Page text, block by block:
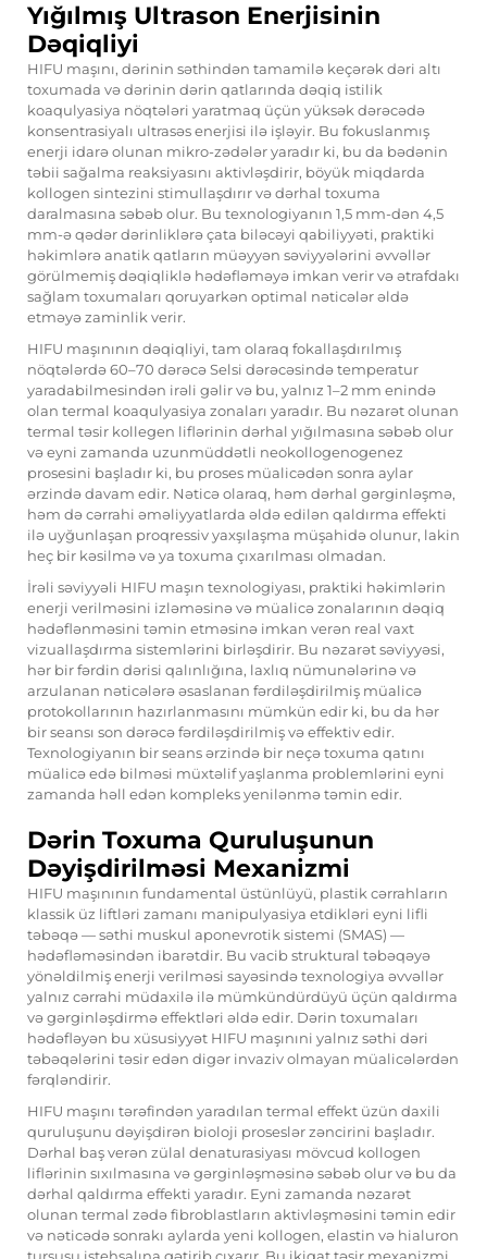
Yığılmış Ultrason Enerjisinin
Dəqiqliyi
HIFU maşını, dərinin səthindən tamamilə keçərək dəri altı
toxumada və dərinin dərin qatlarında dəqiq istilik
koaqulyasiya nöqtələri yaratmaq üçün yüksək dərəcədə
konsentrasiyalı ultrasəs enerjisi ilə işləyir. Bu fokuslanmış
enerji idarə olunan mikro-zədələr yaradır ki, bu da bədənin
təbii sağalma reaksiyasını aktivləşdirir, böyük miqdarda
kollogen sintezini stimullaşdırır və dərhal toxuma
daralmasına səbəb olur. Bu texnologiyanın 1,5 mm-dən 4,5
mm-ə qədər dərinliklərə çata biləcəyi qabiliyyəti, praktiki
həkimlərə anatik qatların müəyyən səviyyələrini əvvəllər
görülmemiş dəqiqliklə hədəfləməyə imkan verir və ətrafdakı
sağlam toxumaları qoruyarkən optimal nəticələr əldə
etməyə zaminlik verir.
HIFU maşınının dəqiqliyi, tam olaraq fokallaşdırılmış
nöqtələrdə 60–70 dərəcə Selsi dərəcəsində temperatur
yaradabilmesindən irəli gəlir və bu, yalnız 1–2 mm enində
olan termal koaqulyasiya zonaları yaradır. Bu nəzarət olunan
termal təsir kollegen liflərinin dərhal yığılmasına səbəb olur
və eyni zamanda uzunmüddətli neokollogenogenez
prosesini başladır ki, bu proses müalicədən sonra aylar
ərzində davam edir. Nəticə olaraq, həm dərhal gərginləşmə,
həm də cərrahi əməliyyatlarda əldə edilən qaldırma effekti
ilə uyğunlaşan proqressiv yaxşılaşma müşahidə olunur, lakin
heç bir kəsilmə və ya toxuma çıxarılması olmadan.
İrəli səviyyəli HIFU maşın texnologiyası, praktiki həkimlərin
enerji verilməsini izləməsinə və müalicə zonalarının dəqiq
hədəflənməsini təmin etməsinə imkan verən real vaxt
vizuallaşdırma sistemlərini birləşdirir. Bu nəzarət səviyyəsi,
hər bir fərdin dərisi qalınlığına, laxlıq nümunələrinə və
arzulanan nəticələrə əsaslanan fərdiləşdirilmiş müalicə
protokollarının hazırlanmasını mümkün edir ki, bu da hər
bir seansı son dərəcə fərdiləşdirilmiş və effektiv edir.
Texnologiyanın bir seans ərzində bir neçə toxuma qatını
müalicə edə bilməsi müxtəlif yaşlanma problemlərini eyni
zamanda həll edən kompleks yenilənmə təmin edir.
Dərin Toxuma Quruluşunun
Dəyişdirilməsi Mexanizmi
HIFU maşınının fundamental üstünlüyü, plastik cərrahların
klassik üz liftləri zamanı manipulyasiya etdikləri eyni lifli
təbəqə — səthi muskul aponevrotik sistemi (SMAS) —
hədəfləməsindən ibarətdir. Bu vacib struktural təbəqəyə
yönəldilmiş enerji verilməsi sayəsində texnologiya əvvəllər
yalnız cərrahi müdaxilə ilə mümkündürdüyü üçün qaldırma
və gərginləşdirmə effektləri əldə edir. Dərin toxumaları
hədəfləyən bu xüsusiyyət HIFU maşınıni yalnız səthi dəri
təbəqələrini təsir edən digər invaziv olmayan müalicələrdən
fərqləndirir.
HIFU maşını tərəfindən yaradılan termal effekt üzün daxili
quruluşunu dəyişdirən bioloji proseslər zəncirini başladır.
Dərhal baş verən zülal denaturasiyası mövcud kollogen
liflərinin sıxılmasına və gərginləşməsinə səbəb olur və bu da
dərhal qaldırma effekti yaradır. Eyni zamanda nəzarət
olunan termal zədə fibroblastların aktivləşməsini təmin edir
və nəticədə sonrakı aylarda yeni kollogen, elastin və hialuron